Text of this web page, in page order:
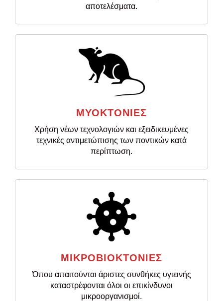
αποτελέσματα.
ΜΥΟΚΤΟΝΙΕΣ
Χρήση νέων τεχνολογιών και εξειδικευμένες
τεχνικές αντιμετώπισης των ποντικών κατά
περίπτωση.
ΜΙΚΡΟΒΙΟΚΤΟΝΙΕΣ
Όπου απαιτούνται άριστες συνθήκες υγιεινής
καταστρέφονται όλοι οι επικίνδυνοι
μικροοργανισμοί.